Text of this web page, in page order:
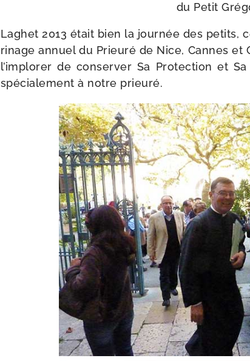
du Petit
Laghet 2013 était bien la jour­née des petits,
ri­nage annuel du Prieuré de Nice, Cannes
l’im­plo­rer de conser­ver Sa Protection et
spé­cia­le­ment à notre prieuré.